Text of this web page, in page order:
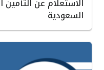
الاستعلام عن
السعودية